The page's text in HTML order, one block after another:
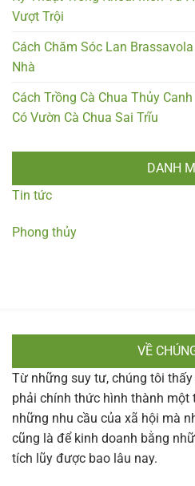
Vượt Trội
Cách Chăm Sóc Lan
Nhà
Cách Trồng Cà Chua Thủy
Có Vườn Cà Chua Sai Trĩu
DANH
Tin tức
Phong thủy
VỀ
Từ những suy tư, chúng tôi
phải chính thức hình thành một
những nhu cầu của xã hội mà
cũng là để kinh doanh bằng
tích lũy được bao lâu nay.